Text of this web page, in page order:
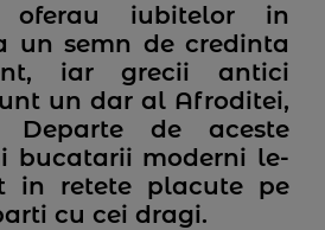
oferau iubitelor in
un semn de credinta
iar grecii antici
un dar al Afroditei,
Departe de aceste
bucatarii moderni le-
in retete placute pe
cu cei dragi.